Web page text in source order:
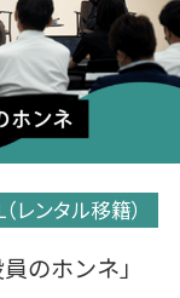
レンタル移籍）
のホンネ」